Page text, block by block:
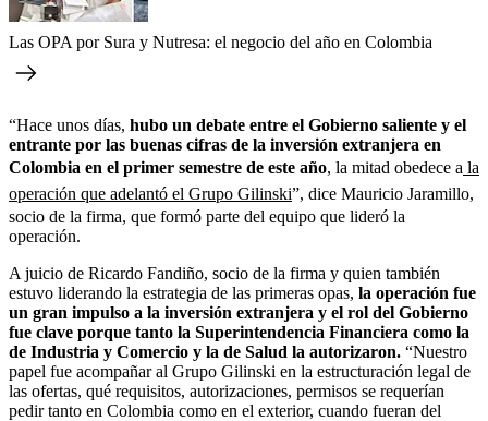
Las OPA por Sura y Nutresa: el negocio del año en Colombia
“Hace unos días, hubo un debate entre el Gobierno saliente y el
entrante por las buenas cifras de la inversión extranjera en
Colombia en el primer semestre de este año, la mitad obedece a la
operación que adelantó el Grupo Gilinski”, dice Mauricio Jaramillo,
socio de la firma, que formó parte del equipo que lideró la
operación.
A juicio de Ricardo Fandiño, socio de la firma y quien también
estuvo liderando la estrategia de las primeras opas, la operación fue
un gran impulso a la inversión extranjera y el rol del Gobierno
fue clave porque tanto la Superintendencia Financiera como la
de Industria y Comercio y la de Salud la autorizaron. “Nuestro
papel fue acompañar al Grupo Gilinski en la estructuración legal de
las ofertas, qué requisitos, autorizaciones, permisos se requerían
pedir tanto en Colombia como en el exterior, cuando fueran del